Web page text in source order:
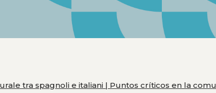
tra spagnoli e italiani | Puntos críticos en la